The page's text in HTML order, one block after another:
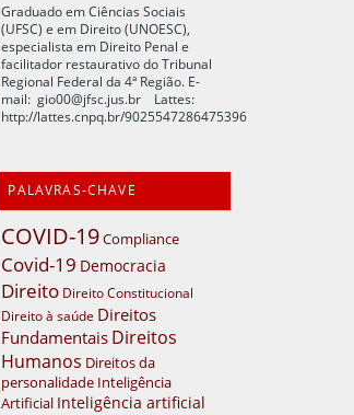
Graduado em Ciências Sociais
(UFSC) e em Direito (UNOESC),
especialista em Direito Penal e
facilitador restaurativo do Tribunal
Regional Federal da 4ª Região. E-
mail:gio00@jfsc.jus.br Lattes:
http://lattes.cnpq.br/9025547286475396
PALAVRAS-CHAVE
COVID-19Compliance
Covid-19 Democracia
Direito Direito Constitucional
Direito à saúde Direitos
Fundamentais Direitos
Humanos Direitos da
personalidade Inteligência
Artificial Inteligência artificial